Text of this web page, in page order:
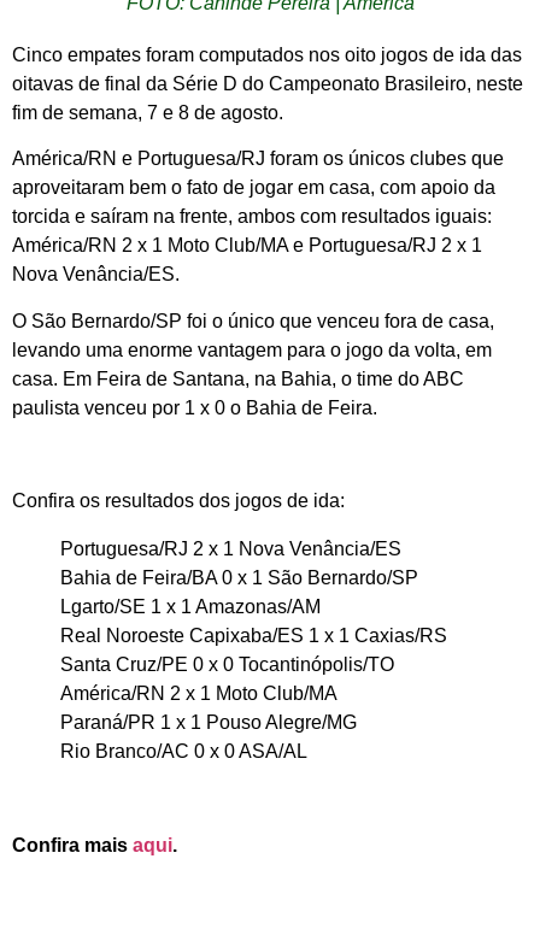
Cinco empates foram computados nos oito jogos de ida das
oitavas de final da Série D do Campeonato Brasileiro, neste
fim de semana, 7 e 8 de agosto.
América/RN e Portuguesa/RJ foram os únicos clubes que
aproveitaram bem o fato de jogar em casa, com apoio da
torcida e saíram na frente, ambos com resultados iguais:
América/RN 2 x 1 Moto Club/MA e Portuguesa/RJ 2 x 1
Nova Venância/ES.
O São Bernardo/SP foi o único que venceu fora de casa,
levando uma enorme vantagem para o jogo da volta, em
casa. Em Feira de Santana, na Bahia, o time do ABC
paulista venceu por 1 x 0 o Bahia de Feira.
Confira os resultados dos jogos de ida:
Portuguesa/RJ 2 x 1 Nova Venância/ES
Bahia de Feira/BA 0 x 1 São Bernardo/SP
Lgarto/SE 1 x 1 Amazonas/AM
Real Noroeste Capixaba/ES 1 x 1 Caxias/RS
Santa Cruz/PE 0 x 0 Tocantinópolis/TO
América/RN 2 x 1 Moto Club/MA
Paraná/PR 1 x 1 Pouso Alegre/MG
Rio Branco/AC 0 x 0 ASA/AL
Confira mais aqui.